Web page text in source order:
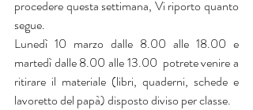
procedere questa settimana, Vi riporto quanto
segue.
Lunedì 10 marzo dalle 8.00 alle 18.00 e
martedì dalle 8.00 alle 13.00  potrete venire a
ritirare il materiale (libri, quaderni, schede e
lavoretto del papà) disposto diviso per classe.